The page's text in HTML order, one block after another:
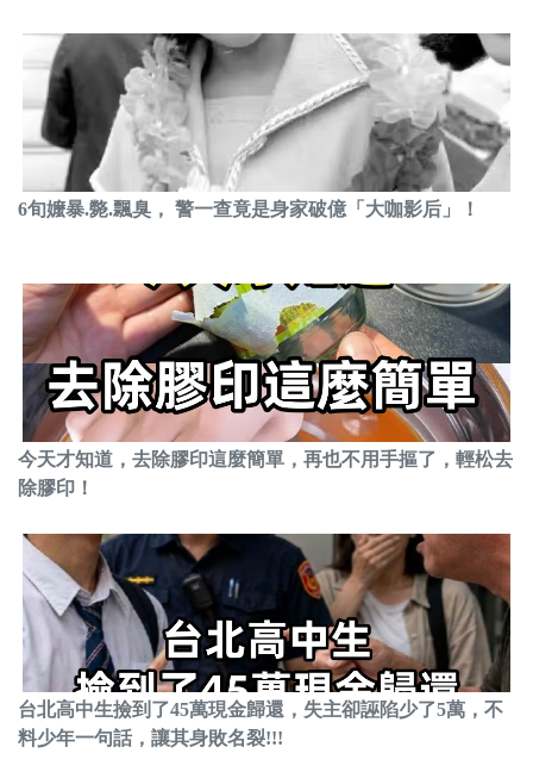
6旬嬤暴.斃.飄臭， 警一查竟是身家破億「大咖影后」！
今天才知道，去除膠印這麼簡單，再也不用手摳了，輕松去
除膠印！
台北高中生撿到了45萬現金歸還，失主卻誣陷少了5萬，不
料少年一句話，讓其身敗名裂!!!